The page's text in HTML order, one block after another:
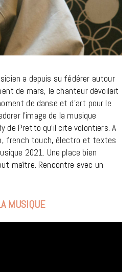
a depuis su fédérer autour
de mars, le chanteur dévoilait
de danse et d’art pour le
l’image de la musique
de Pretto qu’il cite volontiers. A
french touch, électro et textes
2021. Une place bien
maître. Rencontre avec un
MUSIQUE
The Elephant, l’ivoire du rock
« Beaches In Tennessee »
18 JUILLET 2026